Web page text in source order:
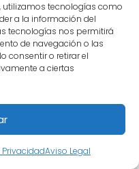
utilizamos tecnologías como
a la información del
tecnologías nos permitirá
de navegación o las
consentir o retirar el
a ciertas
PrivacidadAviso Legal
utilizar los
de
educación